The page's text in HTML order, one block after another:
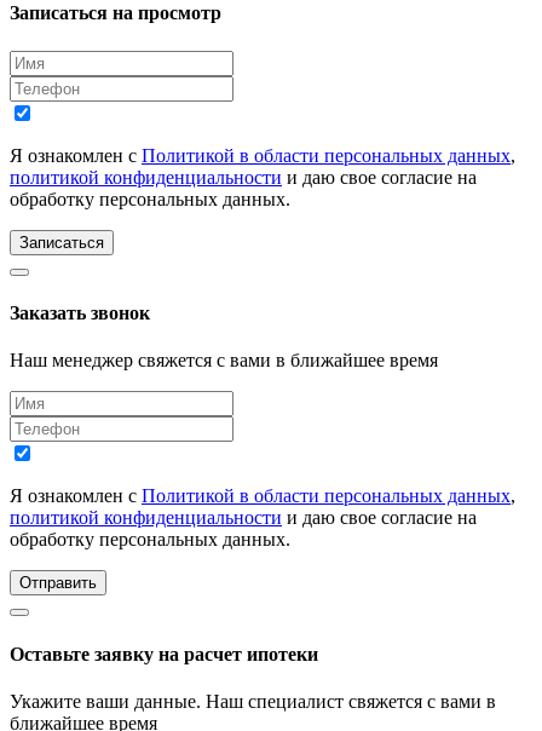
Записаться на просмотр
Я ознакомлен с Политикой в области персональных данных,
политикой конфиденциальности и даю свое согласие на
обработку персональных данных.
Записаться
Заказать звонок
Наш менеджер свяжется с вами в ближайшее время
Я ознакомлен с Политикой в области персональных данных,
политикой конфиденциальности и даю свое согласие на
обработку персональных данных.
Отправить
Оставьте заявку на расчет ипотеки
Укажите ваши данные. Наш специалист свяжется с вами в
ближайшее время